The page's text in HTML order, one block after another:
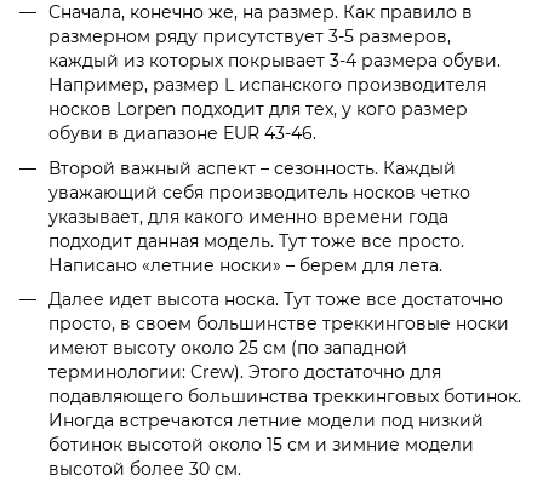
Сначала, конечно же, на размер. Как правило в
размерном ряду присутствует 3-5 размеров,
каждый из которых покрывает 3-4 размера обуви.
Например, размер L испанского производителя
носков Lorpen подходит для тех, у кого размер
обуви в диапазоне EUR 43-46.
Второй важный аспект – сезонность. Каждый
уважающий себя производитель носков четко
указывает, для какого именно времени года
подходит данная модель. Тут тоже все просто.
Написано «летние носки» – берем для лета.
Далее идет высота носка. Тут тоже все достаточно
просто, в своем большинстве треккинговые носки
имеют высоту около 25 см (по западной
терминологии: Crew). Этого достаточно для
подавляющего большинства треккинговых ботинок.
Иногда встречаются летние модели под низкий
ботинок высотой около 15 см и зимние модели
высотой более 30 см.